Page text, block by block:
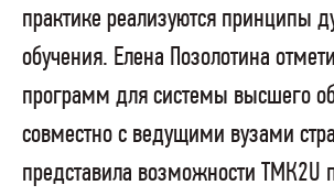
практике реализуются принципы
обучения. Елена Позолотина
программ для системы высшего
совместно с ведущими вузами
представила возможности ТМК2U